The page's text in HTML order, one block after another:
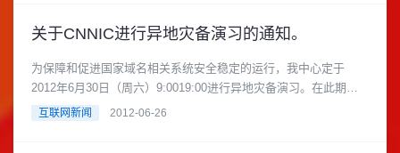
关于CNNIC进行异地灾备演习的通知。
为保障和促进国家域名相关系统安全稳定的运行，我中心定于
2012年6月30日（周六）9:0019:00进行异地灾备演习。在此期
间，CN域名、中......
互联网新闻 2012-06-26